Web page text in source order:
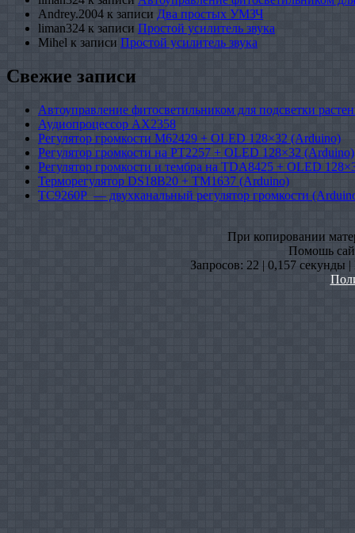
Andrey.2004 к записи Два простых УМЗЧ
liman324 к записи Простой усилитель звука
Mihel к записи Простой усилитель звука
Свежие записи
Автоуправление фитосветильником для подсветки
Аудиопроцессор AX2358
Регулятор громкости M62429 + OLED 128×32 (Arduino)
Регулятор громкости на PT2257 + OLED 128×32 (Arduino)
Регулятор громкости и тембра на TDA8425 + OLED
Терморегулятор DS18B20 + TM1637 (Arduino)
TC9260P — двухканальный регулятор громкости
При копировании
Помошь
Запросов: 22 | 0,157 секунды